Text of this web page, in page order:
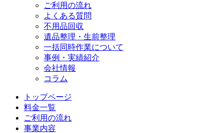
ご利用の流れ
よくある質問
不用品回収
遺品整理・生前整理
一括同時作業について
事例・実績紹介
会社情報
コラム
トップページ
料金一覧
ご利用の流れ
事業内容